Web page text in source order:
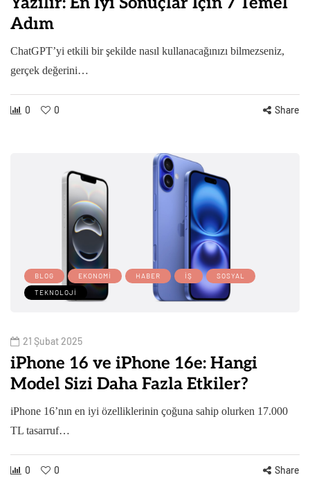
Adım
ChatGPT’yi etkili bir şekilde nasıl kullanacağınızı bilmezseniz,
gerçek değerini…
0 0 Share
BLOG EKONOMI HABER İŞ
SOSYAL
TEKNOLOJI
21 Şubat 2025
iPhone 16 ve iPhone 16e: Hangi
Model Sizi Daha Fazla Etkiler?
iPhone 16’nın en iyi özelliklerinin çoğuna sahip olurken 17.000
TL tasarruf…
0 0 Share